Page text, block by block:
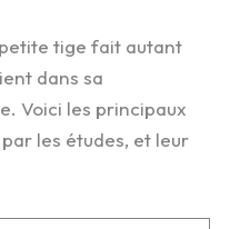
tige fait autant
dans sa
Voici les principaux
les études, et leur